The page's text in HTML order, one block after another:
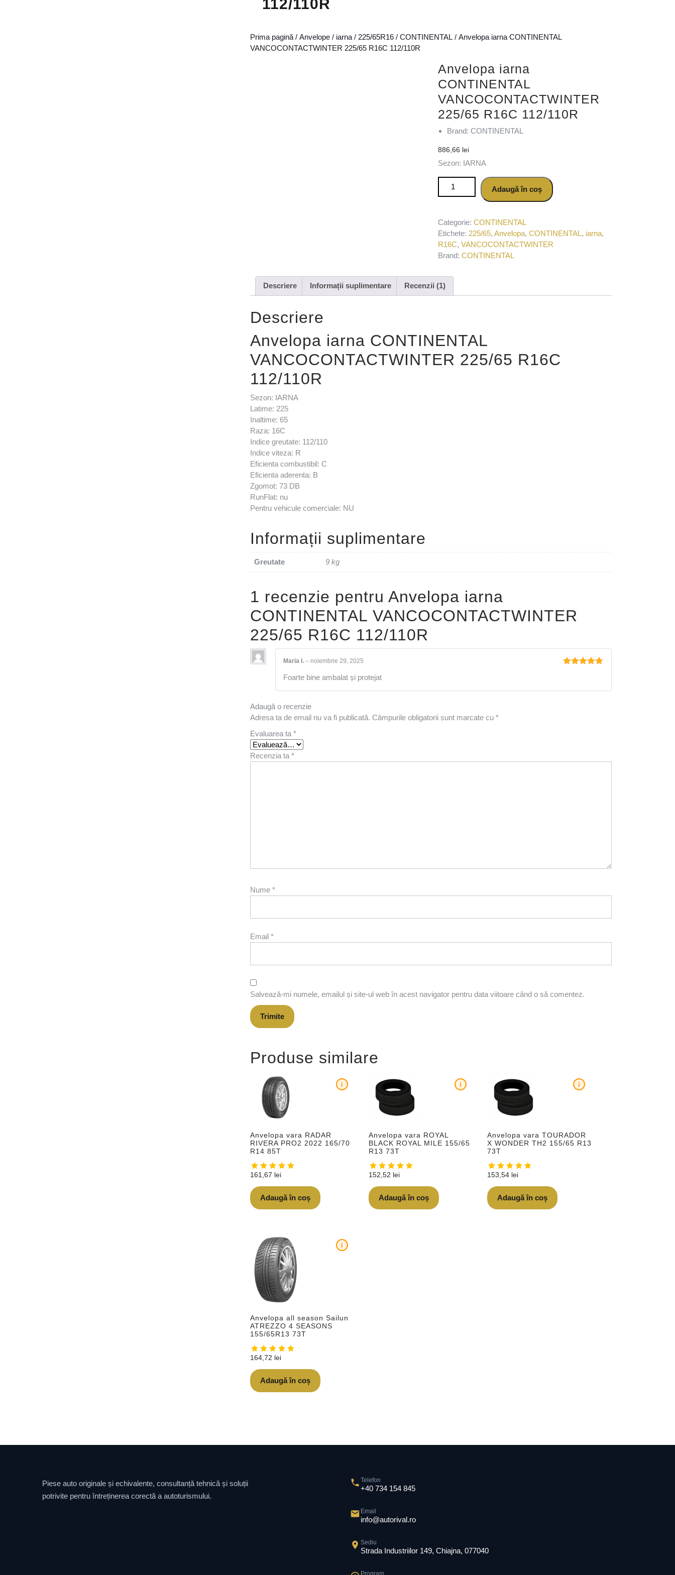
112/110R
Prima pagină / Anvelope / iarna / 225/65R16 / CONTINENTAL / Anvelopa iarna CONTINENTAL
VANCOCONTACTWINTER 225/65 R16C 112/110R
Anvelopa iarna
CONTINENTAL
VANCOCONTACTWINTER
225/65 R16C 112/110R
Brand: CONTINENTAL
886,66 lei
Sezon: IARNA
Cantitate Anvelopa iarna CONTINENTAL VANCOCONTACTWINTER
Adaugă în coș
Categorie:CONTINENTAL
Etichete: 225/65,Anvelopa,CONTINENTAL, iarna,
R16C,VANCOCONTACTWINTER
Brand:CONTINENTAL
Descriere Informații suplimentare Recenzii (1)
Descriere
Anvelopa iarna CONTINENTAL
VANCOCONTACTWINTER 225/65 R16C
112/110R
Sezon: IARNA
Latime: 225
Inaltime: 65
Raza: 16C
Indice greutate: 112/110
Indice viteza: R
Eficienta combustibil: C
Eficienta aderenta: B
Zgomot: 73 DB
RunFlat: nu
Pentru vehicule comerciale: NU
Informații suplimentare
Greutate 9 kg
1 recenzie pentru Anvelopa iarna
CONTINENTAL VANCOCONTACTWINTER
225/65 R16C 112/110R
Maria I. – noiembrie 29, 2025
Foarte bine ambalat și protejat
Adaugă o recenzie
Adresa ta de email nu va fi publicată. Câmpurile obligatorii sunt marcate cu *
Evaluarea ta *
Recenzia ta *
Nume *
Email *
Salvează-mi numele, emailul și site-ul web în acest navigator pentru data viitoare când o să comentez.
Produse similare
Anvelopa vara RADAR
RIVERA PRO2 2022 165/70
R14 85T
i
161,67 lei
Adaugă în coș
Anvelopa vara ROYAL
BLACK ROYAL MILE 155/65
R13 73T
i
152,52 lei
Adaugă în coș
Anvelopa vara TOURADOR
X WONDER TH2 155/65 R13
73T
i
153,54 lei
Adaugă în coș
Anvelopa all season Sailun
ATREZZO 4 SEASONS
155/65R13 73T
i
164,72 lei
Adaugă în coș
Piese auto originale și echivalente, consultanță tehnică și soluții
potrivite pentru întreținerea corectă a autoturismului.
Telefon
+40 734 154 845
Email
info@autorival.ro
Sediu
Strada Industriilor 149, Chiajna, 077040
Program